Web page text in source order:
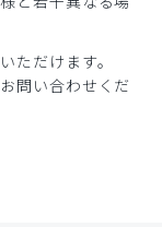
ただけます。
問い合わせくだ